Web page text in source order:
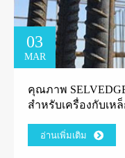
03
MAR
คุณภาพ
สำหรับเครื่องกับเห
อ่านเพิ่มเติม